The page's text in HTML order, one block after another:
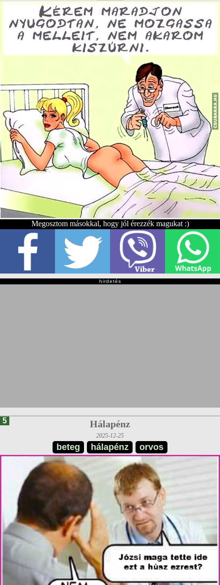
Megosztom másokkal, hogy jól érezzék magukat :)
hirdetés
5 Hálapénz
2025-12-25
beteg hálapénz orvos